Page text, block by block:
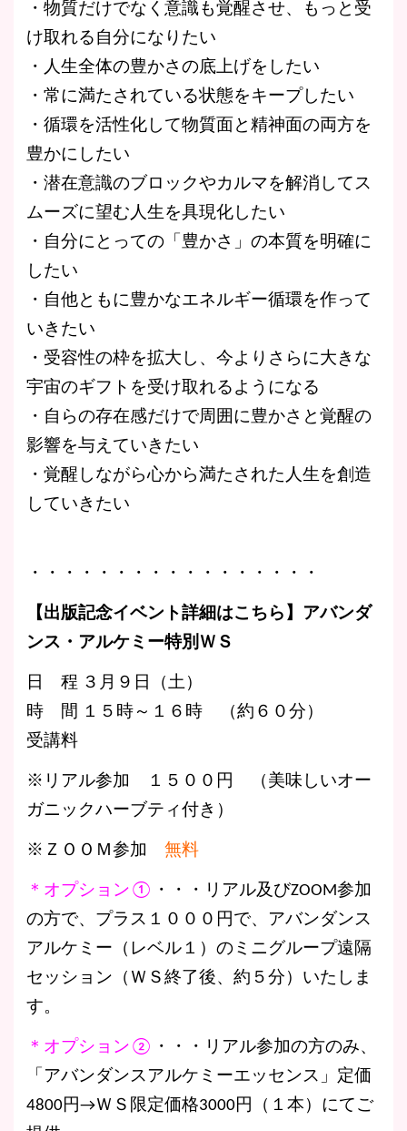
・物質だけでなく意識も覚醒させ、もっと受
け取れる自分になりたい
・人生全体の豊かさの底上げをしたい
・常に満たされている状態をキープしたい
・循環を活性化して物質面と精神面の両方を
豊かにしたい
・潜在意識のブロックやカルマを解消してス
ムーズに望む人生を具現化したい
・自分にとっての「豊かさ」の本質を明確に
したい
・自他ともに豊かなエネルギー循環を作って
いきたい
・受容性の枠を拡大し、今よりさらに大きな
宇宙のギフトを受け取れるようになる
・自らの存在感だけで周囲に豊かさと覚醒の
影響を与えていきたい
・覚醒しながら心から満たされた人生を創造
していきたい
・・・・・・・・・・・・・・・・・
【出版記念イベント詳細はこちら】アバンダ
ンス・アルケミー特別ＷＳ
日 程 ３月９日（土）
時 間 １５時～１６時 （約６０分）
受講料
※リアル参加 １５００円 （美味しいオー
ガニックハーブティ付き）
※ＺＯＯＭ参加 無料
＊オプション① ・・・リアル及びZOOM参加
の方で、プラス１０００円で、アバンダンス
アルケミー（レベル１）のミニグループ遠隔
セッション（ＷＳ終了後、約５分）いたしま
す。
＊オプション② ・・・リアル参加の方のみ、
「アバンダンスアルケミーエッセンス」定価
4800円→ＷＳ限定価格3000円（１本）にてご